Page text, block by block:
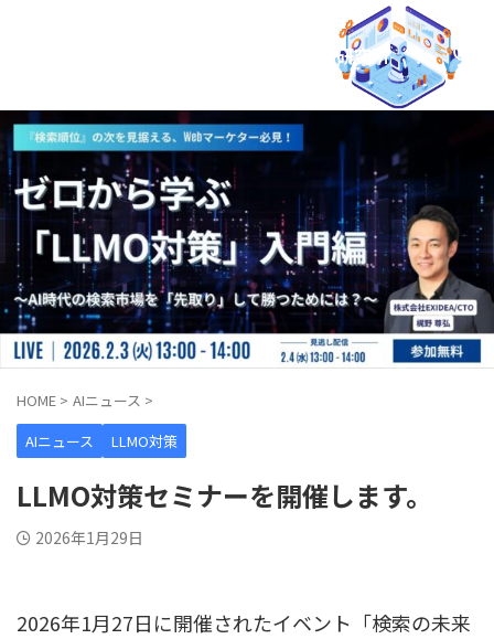
AIO × LLMO マーケティング研究所
HOME > AIニュース >
AIニュース
LLMO対策
LLMO対策セミナーを開催します。
2026年1月29日
2026年1月27日に開催されたイベント「検索の未来